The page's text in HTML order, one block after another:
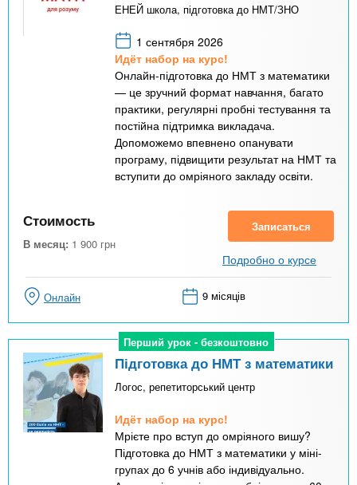
ЕНЕЙ школа, підготовка до НМТ/ЗНО
1 сентября 2026
Идёт набор на курс!
Онлайн-підготовка до НМТ з математики
— це зручний формат навчання, багато
практики, регулярні пробні тестування та
постійна підтримка викладача.
Допоможемо впевнено опанувати
програму, підвищити результат на НМТ та
вступити до омріяного закладу освіти.
Стоимость
В месяц: 1 900 грн
Записаться
Подробно о курсе
Онлайн 9 місяців
Перший урок - безкоштовно
Перший урок - безкоштовно
Підготовка до НМТ з математики
Логос, репетиторський центр
Идёт набор на курс!
Мрієте про вступ до омріяного вишу?
Підготовка до НМТ з математики у міні-
групах до 6 учнів або індивідуально.